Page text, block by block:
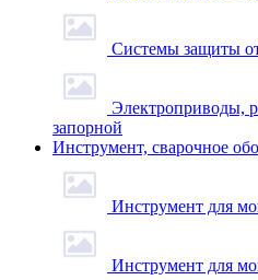
Системы защиты
Электроприводы,
запорной
Инструмент, сварочное
Инструмент для
Инструмент для